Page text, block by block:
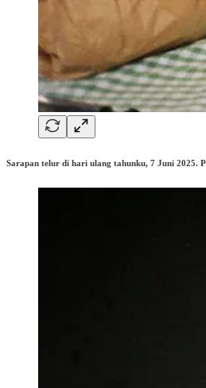
Sarapan telur di hari ulang tahunku, 7 Juni 2025.